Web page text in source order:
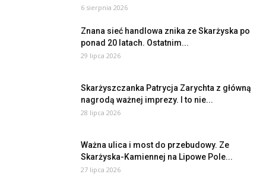
6 sierpnia 2026
Znana sieć handlowa znika ze Skarżyska po
ponad 20 latach. Ostatnim...
29 lipca 2026
Skarżyszczanka Patrycja Zarychta z główną
nagrodą ważnej imprezy. I to nie...
28 lipca 2026
Ważna ulica i most do przebudowy. Ze
Skarżyska-Kamiennej na Lipowe Pole...
27 lipca 2026